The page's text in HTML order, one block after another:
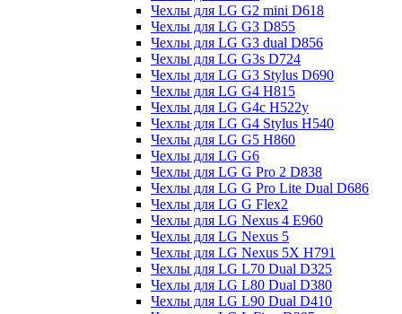
Чехлы для LG G2 mini D618
Чехлы для LG G3 D855
Чехлы для LG G3 dual D856
Чехлы для LG G3s D724
Чехлы для LG G3 Stylus D690
Чехлы для LG G4 H815
Чехлы для LG G4c H522y
Чехлы для LG G4 Stylus H540
Чехлы для LG G5 H860
Чехлы для LG G6
Чехлы для LG G Pro 2 D838
Чехлы для LG G Pro Lite Dual D686
Чехлы для LG G Flex2
Чехлы для LG Nexus 4 E960
Чехлы для LG Nexus 5
Чехлы для LG Nexus 5X H791
Чехлы для LG L70 Dual D325
Чехлы для LG L80 Dual D380
Чехлы для LG L90 Dual D410